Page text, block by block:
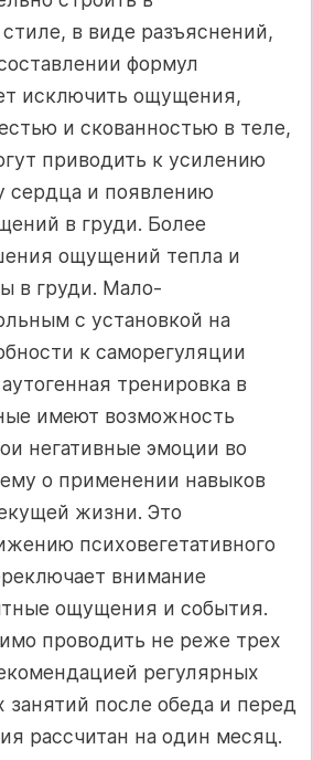
в виде разъяснений,
формул
исключить ощущения,
и скованностью в теле,
приводить к усилению
сердца и появлению
в груди. Более
ощущений тепла и
в груди. Мало-
с установкой на
к саморегуляции
тренировка в
имеют возможность
негативные эмоции во
о применении навыков
жизни. Это
психовегетативного
внимание
ощущения и события.
проводить не реже трех
регулярных
занятий после обеда и перед
рассчитан на один месяц.